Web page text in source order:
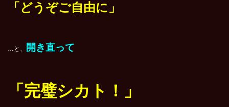
「どうぞご自由に」
…と、 開き直って
「完璧シカト！」